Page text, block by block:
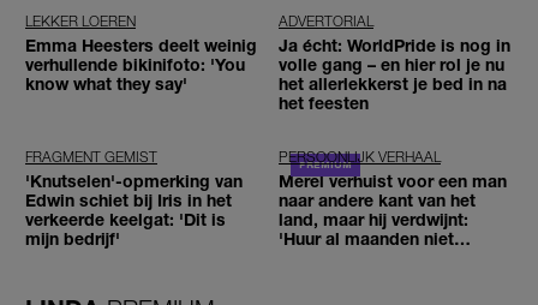
LEKKER LOEREN
Emma Heesters deelt weinig
verhullende bikinifoto: 'You
know what they say'
ADVERTORIAL
Ja écht: WorldPride is nog in
volle gang – en hier rol je nu
het allerlekkerst je bed in na
het feesten
FRAGMENT GEMIST
'Knutselen'-opmerking van
Edwin schiet bij Iris in het
verkeerde keelgat: 'Dit is
mijn bedrijf'
PERSOONLIJK VERHAAL
Merel verhuist voor een man
naar andere kant van het
land, maar hij verdwijnt:
'Huur al maanden niet